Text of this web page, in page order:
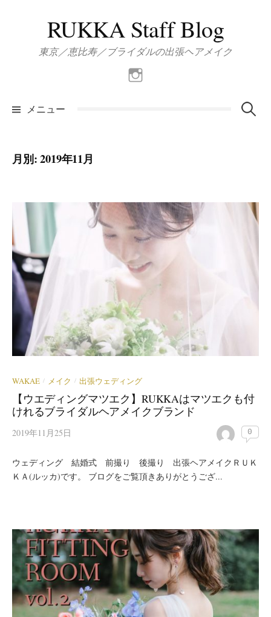
ス
プ
RUKKA Staff Blog
東京／恵比寿／ブライダルの出張ヘアメイク
メニュー 検
月別: 2019年11月
WAKAE / メイク / 出張ウェディング
【ウエディングマツエク】RUKKAはマツエクも付
けれるブライダルヘアメイクブランド
2019年11月25日 0
ウェディング 結婚式 前撮り 後撮り 出張ヘアメイクＲＵＫ
ＫＡ(ルッカ)です。 ブログをご覧頂きありがとうござ...